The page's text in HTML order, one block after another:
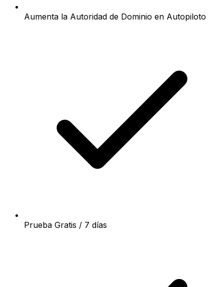
Aumenta la Autoridad de Dominio en Autopiloto
Prueba Gratis / 7 días